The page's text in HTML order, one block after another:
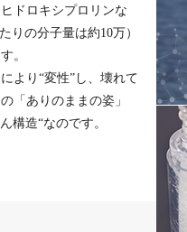
ドロキシプロリンな
りの分子量は約10万）
。
より“変性”し、壊れて
「ありのままの姿」
構造“なのです。